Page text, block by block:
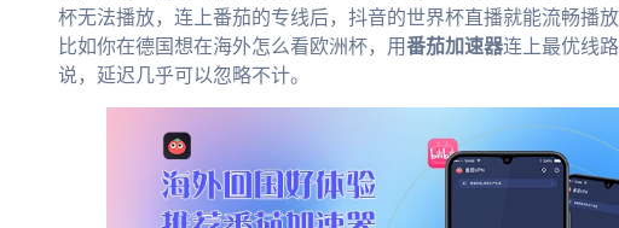
杯无法播放，连上番茄的专线后，抖音的世界杯直播就能流畅播
比如你在德国想在海外怎么看欧洲杯，用番茄加速器连上最优线
说，延迟几乎可以忽略不计。